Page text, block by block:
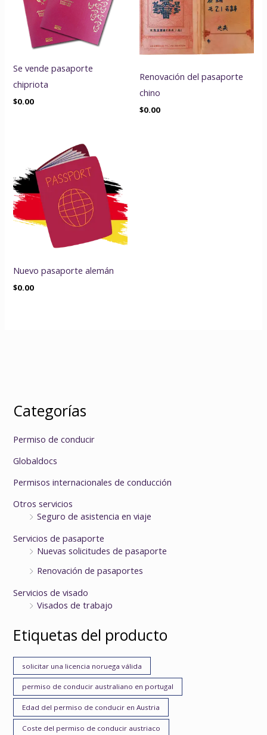
Se vende pasaporte
chipriota
$0.00
Renovación del pasaporte
chino
$0.00
Nuevo pasaporte alemán
$0.00
Categorías
Permiso de conducir
Globaldocs
Permisos internacionales de conducción
Otros servicios
Seguro de asistencia en viaje
Servicios de pasaporte
Nuevas solicitudes de pasaporte
Renovación de pasaportes
Servicios de visado
Visados de trabajo
Etiquetas del producto
solicitar una licencia noruega válida
permiso de conducir australiano en portugal
Edad del permiso de conducir en Austria
Coste del permiso de conducir austriaco